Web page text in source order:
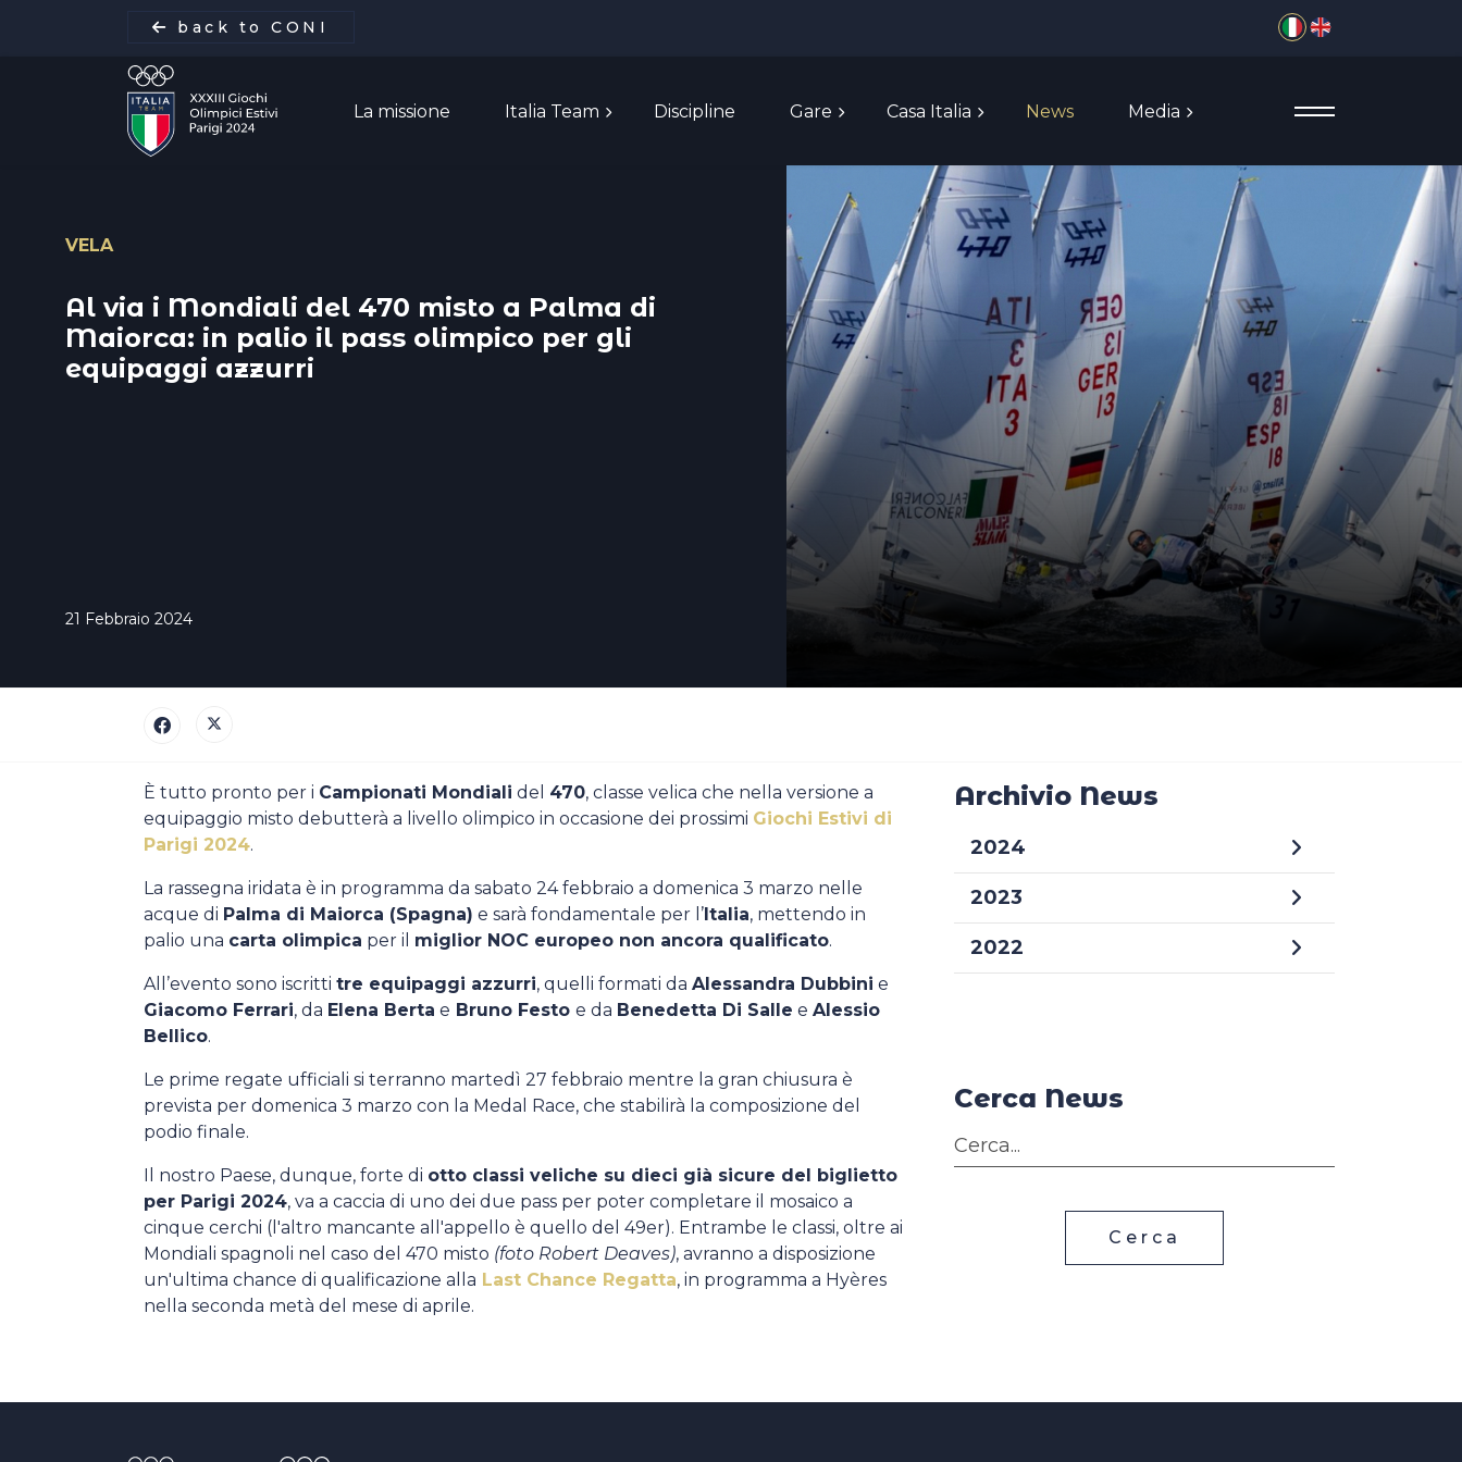
back to CONI Seleziona la tua lingua
La missione Italia Team Discipline Gare Casa Italia News Media
La missione
Italia Team
Discipline
Media
VELA
Al via i Mondiali del 470 misto a Palma di
Maiorca: in palio il pass olimpico per gli
equipaggi azzurri
21 Febbraio 2024
È tutto pronto per i Campionati Mondiali del 470, classe velica che nella versione a
equipaggio misto debutterà a livello olimpico in occasione dei prossimi Giochi Estivi di
Parigi 2024.
La rassegna iridata è in programma da sabato 24 febbraio a domenica 3 marzo nelle
acque di Palma di Maiorca (Spagna) e sarà fondamentale per l’Italia, mettendo in
palio una carta olimpica per il miglior NOC europeo non ancora qualificato.
All’evento sono iscritti tre equipaggi azzurri, quelli formati da Alessandra Dubbini e
Giacomo Ferrari, da Elena Berta e Bruno Festo e da Benedetta Di Salle e Alessio
Bellico.
Le prime regate ufficiali si terranno martedì 27 febbraio mentre la gran chiusura è
prevista per domenica 3 marzo con la Medal Race, che stabilirà la composizione del
podio finale.
Il nostro Paese, dunque, forte di otto classi veliche su dieci già sicure del biglietto
per Parigi 2024, va a caccia di uno dei due pass per poter completare il mosaico a
cinque cerchi (l'altro mancante all'appello è quello del 49er). Entrambe le classi, oltre ai
Mondiali spagnoli nel caso del 470 misto (foto Robert Deaves), avranno a disposizione
un'ultima chance di qualificazione alla Last Chance Regatta, in programma a Hyères
nella seconda metà del mese di aprile.
Archivio News
2024
2023
2022
Cerca News
Cerca